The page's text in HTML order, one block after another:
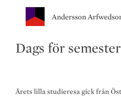
Andersson
Dags för
Årets lilla studieresa gick från